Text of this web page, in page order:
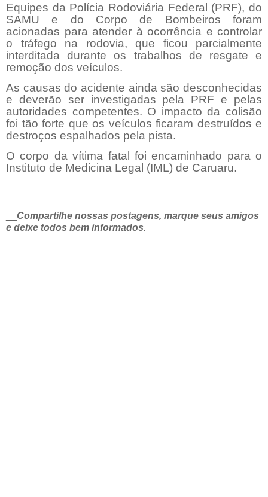
Equipes da Polícia Rodoviária Federal (PRF), do
SAMU e do Corpo de Bombeiros foram
acionadas para atender à ocorrência e controlar
o tráfego na rodovia, que ficou parcialmente
interditada durante os trabalhos de resgate e
remoção dos veículos.
As causas do acidente ainda são desconhecidas
e deverão ser investigadas pela PRF e pelas
autoridades competentes. O impacto da colisão
foi tão forte que os veículos ficaram destruídos e
destroços espalhados pela pista.
O corpo da vítima fatal foi encaminhado para o
Instituto de Medicina Legal (IML) de Caruaru.
Compartilhe nossas postagens, marque seus amigos
e deixe todos bem informados.